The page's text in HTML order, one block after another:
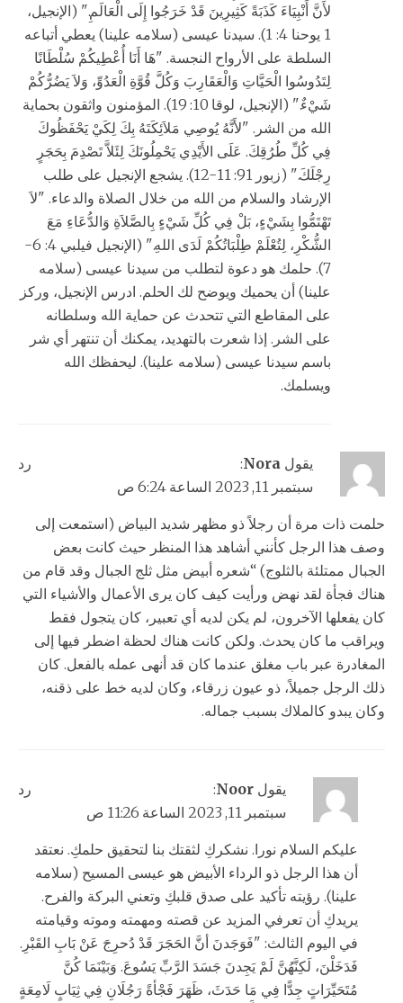
لأَنَّ أَنْبِيَاءَ كَذَبَةً كَثِيرِينَ قَدْ خَرَجُوا إِلَى الْعَالَمِ." (الإنجيل،
1 يوحنا 4: 1). سيدنا عيسى (سلامه علينا) يعطي أتباعه
السلطة على الأرواح النجسة. "هَا أَنَا أُعْطِيكُمْ سُلْطَانًا
لِتَدُوسُوا الْحَيَّاتِ وَالْعَقَارِبَ وَكُلَّ قُوَّةِ الْعَدُوِّ، وَلاَ يَضُرُّكُمْ
شَيْءٌ." (الإنجيل، لوقا 10: 19). المؤمنون واثقون بحماية
الله من الشر. "لأَنَّهُ يُوصِي مَلاَئِكَتَهُ بِكَ لِكَيْ يَحْفَظُوكَ
فِي كُلِّ طُرُقِكَ. عَلَى الأَيْدِي يَحْمِلُونَكَ لِئَلاَّ تَصْدِمَ بِحَجَرٍ
رِجْلَكَ." (زبور 91: 11-12). يشجع الإنجيل على طلب
الإرشاد والسلام من الله من خلال الصلاة والدعاء. "لاَ
تَهْتَمُّوا بِشَيْءٍ، بَلْ فِي كُلِّ شَيْءٍ بِالصَّلاَةِ وَالدُّعَاءِ مَعَ
الشُّكْرِ، لِتُعْلَمْ طِلْبَاتُكُمْ لَدَى اللهِ." (الإنجيل فيلبي 4: 6-
7). حلمك هو دعوة لتطلب من سيدنا عيسى (سلامه
علينا) أن يحميك ويوضح لك الحلم. ادرس الإنجيل، وركز
على المقاطع التي تتحدث عن حماية الله وسلطانه
على الشر. إذا شعرت بالتهديد، يمكنك أن تنتهر أي شر
باسم سيدنا عيسى (سلامه علينا). ليحفظك الله
ويسلمك.
يقول Nora
:
سبتمبر 11, 2023 الساعة 6:24 ص
حلمت ذات مرة أن رجلاً ذو مظهر شديد البياض (استمعت إلى
وصف هذا الرجل كأنني أشاهد هذا المنظر حيث كانت بعض
الجبال ممتلئة بالثلوج) “شعره أبيض مثل ثلج الجبال وقد قام من
هناك فجأة لقد نهض ورأيت كيف كان يرى الأعمال والأشياء التي
كان يفعلها الآخرون، لم يكن لديه أي تعبير، كان يتجول فقط
ويراقب ما كان يحدث. ولكن كانت هناك لحظة اضطر فيها إلى
المغادرة عبر باب مغلق عندما كان قد أنهى عمله بالفعل. كان
ذلك الرجل جميلاً، ذو عيون زرقاء، وكان لديه خط على ذقنه،
وكان يبدو كالملاك بسبب جماله.
رد
يقول Noor
:
سبتمبر 11, 2023 الساعة 11:26 ص
عليكم السلام نورا. نشكركِ لثقتك بنا لتحقيق حلمكِ. نعتقد
أن هذا الرجل ذو الرداء الأبيض هو عيسى المسيح (سلامه
علينا). رؤيته تأكيد على صدق قلبكِ وتعني البركة والفرح.
يريدكِ أن تعرفي المزيد عن قصته ومهمته وموته وقيامته
في اليوم الثالث: "فَوَجَدنَ أنَّ الحَجَرَ قَدْ دُحرِجَ عَنْ بَابِ القَبْرِ.
فَدَخَلْنَ، لَكِنَّهُنَّ لَمْ يَجِدنَ جَسَدَ الرَّبِّ يَسُوعَ. وَبَيْنَمَا كُنَّ
مُتَحَيِّرَاتٍ جِدًّا فِي مَا حَدَثَ، ظَهَرَ فَجْأةً رَجُلَانِ فِي ثِيَابٍ لَامِعَةٍ
رد